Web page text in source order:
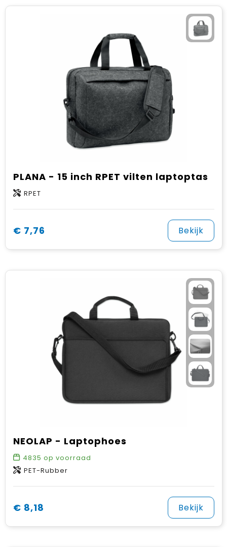
PLANA - 15 inch RPET vilten laptoptas
RPET
€ 7,76 Bekijk
NEOLAP - Laptophoes
4835 op voorraad
PET-Rubber
€ 8,18 Bekijk